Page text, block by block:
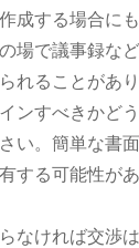
成する場合に
場で議事録な
れることがあ
ンすべきかど
い。簡単な書
する可能性が
なければ交渉